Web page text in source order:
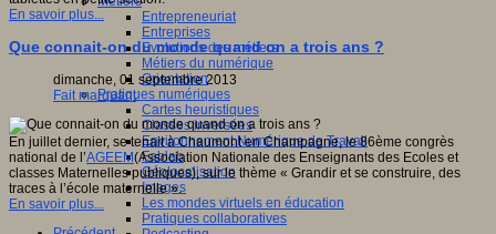
Entrepreneuriat
Entreprises
Evolutions des métiers
Métiers du numérique
Orientation
Pratiques numériques
Cartes heuristiques
Classes inversées
Environnement Numérique de Travail
Fablab
Géolocalisation
Images
Les mondes virtuels en éducation
Pratiques collaboratives
En savoir plus...
Que connait-on du monde quand on a trois ans ?
dimanche, 01 septembre 2013
Fait marquant
En juillet dernier, se tenait à Chaumont en Champagne, le 86ème congrès
national de l’AGEEM(Association Nationale des Enseignants des Ecoles et
classes Maternelles publiques), sur le thème « Grandir et se construire, des
traces à l’école maternelle ».
En savoir plus...